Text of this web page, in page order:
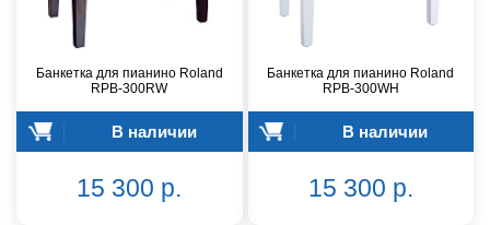
Банкетка для пианино Roland
RPB-300RW
В наличии
15 300 р.
Банкетка для пианино Roland
RPB-300WH
В наличии
15 300 р.